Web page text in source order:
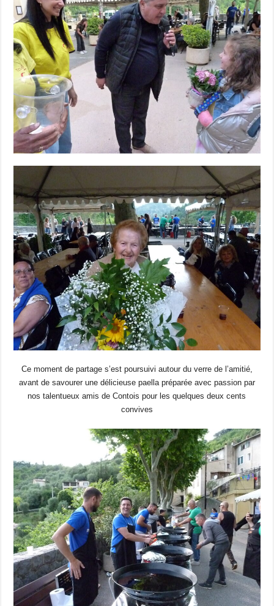
Ce moment de partage s’est poursuivi autour du verre de l’amitié,
avant de savourer une délicieuse paella préparée avec passion par
nos talentueux amis de Contois pour les quelques deux cents
convives